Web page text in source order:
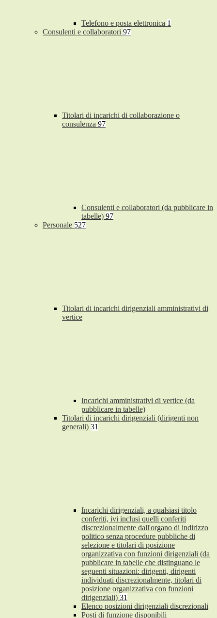
Telefono e posta elettronica 1
Consulenti e collaboratori 97
Titolari di incarichi di collaborazione o
consulenza 97
Consulenti e collaboratori (da pubblicare in
tabelle) 97
Personale 527
Titolari di incarichi dirigenziali amministrativi di
vertice
Incarichi amministrativi di vertice (da
pubblicare in tabelle)
Titolari di incarichi dirigenziali (dirigenti non
generali) 31
Incarichi dirigenziali, a qualsiasi titolo
conferiti, ivi inclusi quelli conferiti
discrezionalmente dall'organo di indirizzo
politico senza procedure pubbliche di
selezione e titolari di posizione
organizzativa con funzioni dirigenziali (da
pubblicare in tabelle che distinguano le
seguenti situazioni: dirigenti, dirigenti
individuati discrezionalmente, titolari di
posizione organizzativa con funzioni
dirigenziali) 31
Elenco posizioni dirigenziali discrezionali
Posti di funzione disponibili